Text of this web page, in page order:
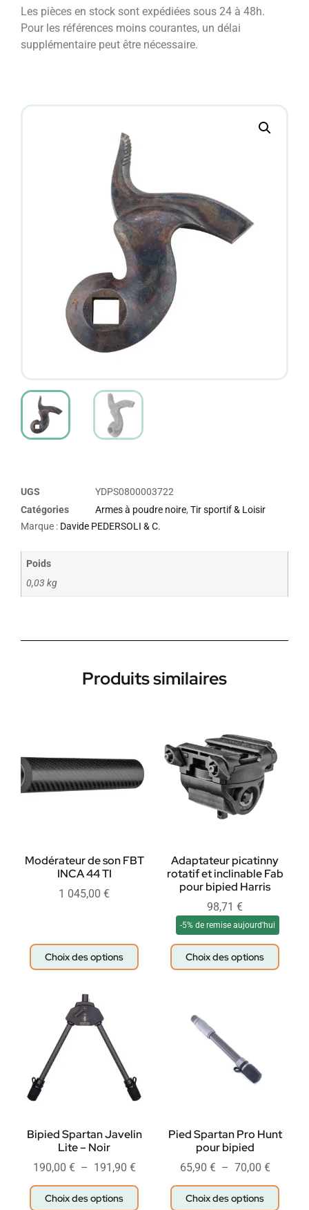
Les pièces en stock sont expédiées sous 24 à 48h.
Pour les références moins courantes, un délai
supplémentaire peut être nécessaire.
UGS
YDPS0800003722
Catégories
Armes à poudre noire, Tir sportif & Loisir
Marque : Davide PEDERSOLI & C.
Poids
0,03 kg
Produits similaires
Modérateur de son FBT
INCA 44 TI
1 045,00 €
Choix des options
Adaptateur picatinny
rotatif et inclinable Fab
pour bipied Harris
98,71 €
-5% de remise aujourd'hui
Choix des options
Bipied Spartan Javelin
Lite – Noir
190,00 € – 191,90 €
Choix des options
Pied Spartan Pro Hunt
pour bipied
65,90 € – 70,00 €
Choix des options